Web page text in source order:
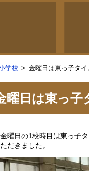
学校 金曜日は東っ子タイ
曜日は東っ子
曜日の1校時目は東っ子
だきました。